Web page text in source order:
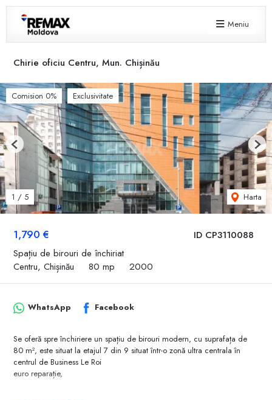
Meniu
Chirie oficiu Centru, Mun. Chișinău
ID CP3110088
1,790 €
Spațiu de birouri de închiriat
Centru, Chișinău
80 mp 2000
Comision 0% Exclusivitate
1 / 5 Harta
Previous Next
WhatsApp Facebook
Se oferă spre închiriere un spațiu de birouri modern, cu suprafața de
80 m², este situat la etajul 7 din 9 situat într-o zonă ultra centrala în
centrul de Business Le Roi
euro reparație,